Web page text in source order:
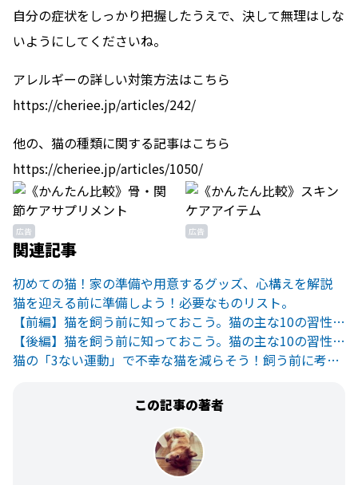
自分の症状をしっかり把握したうえで、決して無理はしな
いようにしてくださいね。
アレルギーの詳しい対策方法はこちら
https://cheriee.jp/articles/242/
他の、猫の種類に関する記事はこちら
https://cheriee.jp/articles/1050/
広告 広告
関連記事
初めての猫！家の準備や用意するグッズ、心構えを解説
猫を迎える前に準備しよう！必要なものリスト。
【前編】猫を飼う前に知っておこう。猫の主な10の習性を紹介
【後編】猫を飼う前に知っておこう。猫の主な10の習性を紹介
猫の「3ない運動」で不幸な猫を減らそう！飼う前に考えたい3つのこと
この記事の著者